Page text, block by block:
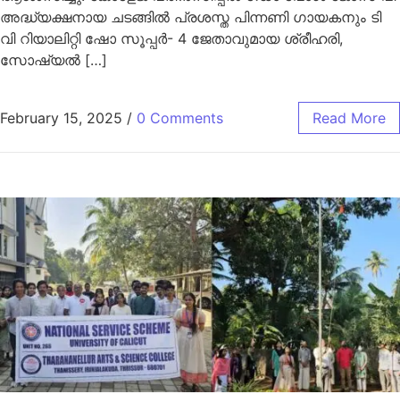
അദ്ധ്യക്ഷനായ ചടങ്ങിൽ പ്രശസ്ത പിന്നണി ഗായകനും ടി
വി റിയാലിറ്റി ഷോ സൂപ്പർ- 4 ജേതാവുമായ ശ്രീഹരി,
സോഷ്യൽ […]
February 15, 2025 / 0 Comments Read More